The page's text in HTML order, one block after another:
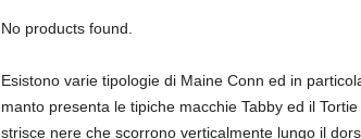
No products found.
Esistono varie tipologie di Maine Conn ed in
manto presenta le tipiche macchie Tabby ed il
strisce nere che scorrono verticalmente lungo il